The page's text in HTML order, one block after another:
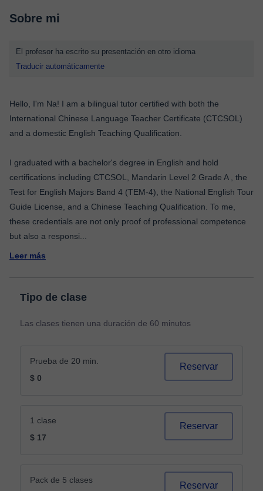
Sobre mi
El profesor ha escrito su presentación en otro idioma
Traducir automáticamente
Hello, I'm Na! I am a bilingual tutor certified with both the
International Chinese Language Teacher Certificate (CTCSOL)
and a domestic English Teaching Qualification.
I graduated with a bachelor's degree in English and hold
certifications including CTCSOL, Mandarin Level 2 Grade A , the
Test for English Majors Band 4 (TEM-4), the National English Tour
Guide License, and a Chinese Teaching Qualification. To me,
these credentials are not only proof of professional competence
but also a responsi
Leer más
Tipo de clase
Las clases tienen una duración de 60 minutos
Prueba de 20 min.
$ 0
Reservar
1 clase
$ 17
Reservar
Pack de 5 clases
Reservar